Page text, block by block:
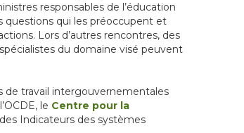
responsables de l’éducation
questions qui les préoccupent et
Lors d’autres rencontres, des
du domaine visé peuvent
de travail intergouvernementales
le Centre pour la
Indicateurs des systèmes